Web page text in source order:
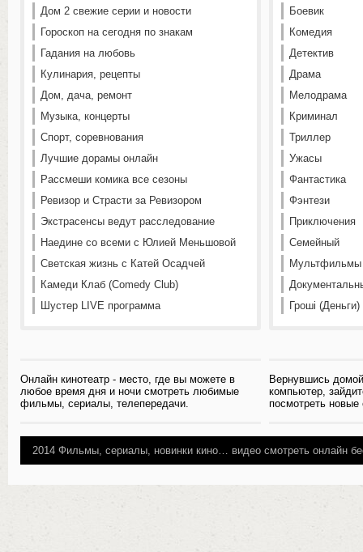
Дом 2 свежие серии и новости
Гороскоп на сегодня по знакам
Гадания на любовь
Кулинария, рецепты
Дом, дача, ремонт
Музыка, концерты
Спорт, соревнования
Лучшие дорамы онлайн
Рассмеши комика все сезоны
Ревизор и Страсти за Ревизором
Экстрасенсы ведут расследование
Наедине со всеми с Юлией Меньшовой
Светская жизнь с Катей Осадчей
Камеди Клаб (Comedy Club)
Шустер LIVE программа
Онлайн кинотеатр - место, где вы можете в
любое время дня и ночи смотреть любимые
фильмы, сериалы, телепередачи.
Боевик
Комедия
Детектив
Драма
Мелодрама
Криминал
Триллер
Ужасы
Фантастика
Фэнтези
Приключения
Семейный
Мультфильмы
Гроші
Вернувшись
компьютер,
посмотреть
2014 Фильмы, сериалы, новинки кино… видео смотреть онлайн